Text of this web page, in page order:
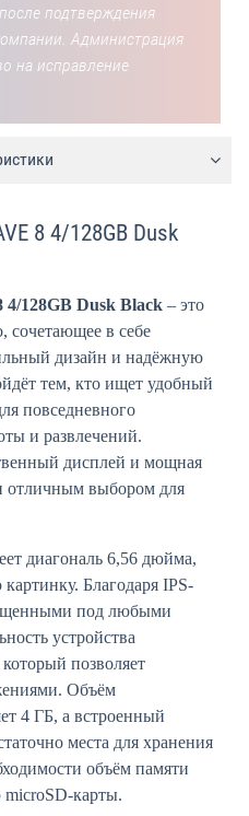
подтверждения
Администрация
на исправление
8 4/128GB Dusk
4/128GB Dusk Black – это
сочетающее в себе
дизайн и надёжную
тем, кто ищет удобный
повседневного
и развлечений.
дисплей и мощная
отличным выбором для
диагональ 6,56 дюйма,
Благодаря IPS-
под любыми
устройства
позволяет
Объём
4 ГБ, а встроенный
места для хранения
объём памяти
карты.